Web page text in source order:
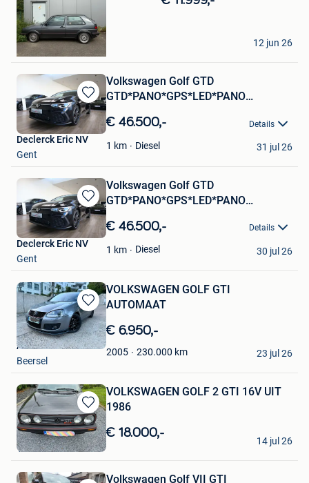
Favorieten
Bram
Zaventem
12 jun 26
Bewaren
in
Mijn
Favorieten
Volkswagen Golf GTD
GTD*PANO*GPS*LED*PANO
€ 46.500,- Details
1 km Diesel
Declerck Eric NV
Gent
31 jul 26
Bewaren
in
Mijn
Favorieten
Volkswagen Golf GTD
GTD*PANO*GPS*LED*PANO
€ 46.500,- Details
1 km Diesel
Declerck Eric NV
Gent
30 jul 26
Bewaren
in
Mijn
Favorieten
VOLKSWAGEN GOLF GTI
AUTOMAAT
€ 6.950,-
2005 230.000 km
A&Y Business
Beersel
23 jul 26
Bewaren
in
Mijn
Favorieten
VOLKSWAGEN GOLF 2 GTI 16V UIT
1986
€ 18.000,-
JPV
Verviers
14 jul 26
Volkswagen Golf VII GTI